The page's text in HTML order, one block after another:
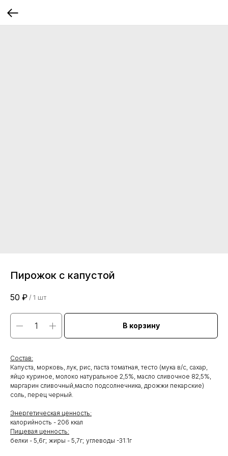
Пирожок с капустой
50 ₽ / 1 шт
В корзину
Состав:
Капуста, морковь, лук, рис, паста томатная, тесто (мука в/с, сахар,
яйцо куриное, молоко натуральное 2,5%, масло сливочное 82,5%,
маргарин сливочный,масло подсолнечника, дрожжи пекарские)
соль, перец черный.
Энергетическая ценность:
калорийность - 206 ккал
Пищевая ценность:
белки - 5,6г; жиры - 5,7г; углеводы -31:1г